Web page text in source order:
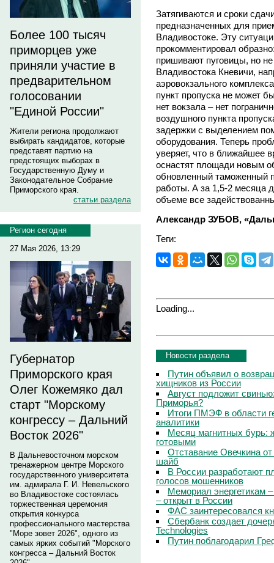
Более 100 тысяч
приморцев уже
приняли участие в
предварительном
голосовании
"Единой России"
Жители региона продолжают
выбирать кандидатов, которые
представят партию на
предстоящих выборах в
Государственную Думу и
Законодательное Собрание
Приморского края.
статьи раздела
Регион сегодня
27 Мая 2026, 13:29
Губернатор
Приморского края
Олег Кожемяко дал
старт "Морскому
конгрессу – Дальний
Восток 2026"
В Дальневосточном морском
тренажерном центре Морского
государственного университета
им. адмирала Г. И. Невельского
во Владивостоке состоялась
торжественная церемония
открытия конкурса
профессионального мастерства
"Море зовет 2026", одного из
самых ярких событий "Морского
конгресса – Дальний Восток
Затягиваются и сроки
предназначенных для
Владивостоке. Эту
прокомментировал
пришивают пуговицы, но
Владивостока Кневичи,
аэровокзального
пункт пропуска не может
нет вокзала – нет
воздушного пункта
задержки с выделением
оборудования. Теперь
уверяет, что в ближайшее
оснастят площади новым
обновленный таможенный
работы. А за 1,5-2 месяца
объеме все
Александр ЗУБОВ,
Теги:
Loading...
Новости раздела
Путин объявил о
хищников из России
Август подложит
Приморья?
Итоги ПМЭФ в области
аналитики
Месяц магнитных бурь:
готовыми
Отставание Овечкина
шайб
В России разработают
голосов мошенников
Мемориал энергетикам
– открыт в России
ФАС заинтересовался
Сбербанк создает
Technologies
Путин поблагодарил